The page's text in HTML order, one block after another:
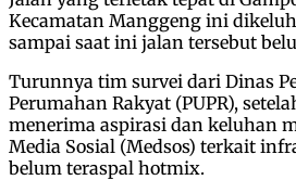
Kecamatan Manggeng ini
sampai saat ini jalan tersebut
Turunnya tim survei dari Dinas
Perumahan Rakyat (PUPR),
menerima aspirasi dan keluhan
Media Sosial (Medsos) terkait
belum teraspal hotmix.